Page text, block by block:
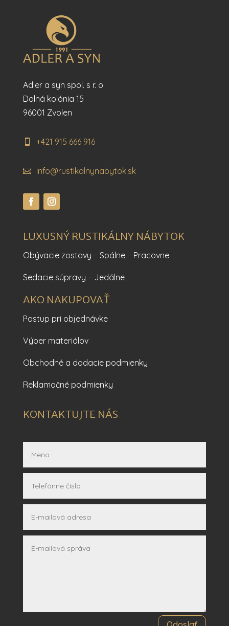
Adler a syn spol. s r. o.
Dolná kolónia 15
96001 Zvolen
+421 915 666 916
info@rustikalnynabytok.sk
LUXUSNÝ RUSTIKÁLNY NÁBYTOK
Obývacie zostavy – Spálne– Pracovne
Sedacie súpravy – Jedálne
AKO NAKUPOVAŤ
Postup pri objednávke
Výber materiálov
Obchodné a dodacie podmienky
Reklamačné podmienky
KONTAKTUJTE NÁS